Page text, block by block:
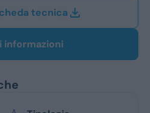
Dacia
Renault
tecnica
informazioni